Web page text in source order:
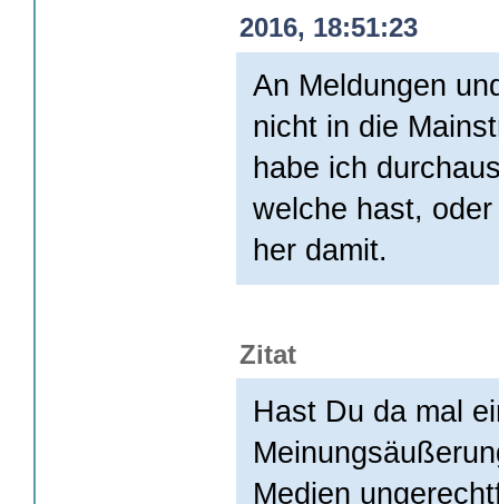
2016, 18:51:23
An Meldungen
nicht in die
habe ich
welche hast,
her damit.
Zitat
Hast Du da mal
Medien